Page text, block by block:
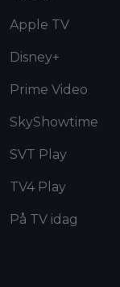
Apple TV
Disney+
Prime Video
SkyShowtime
SVT Play
TV4 Play
På TV idag